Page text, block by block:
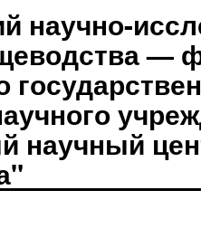
научно-
—
научный